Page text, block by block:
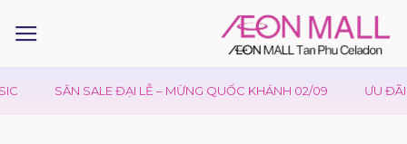
SĂN SALE ĐẠI LỄ – MỪNG QUỐC KHÁNH 02/09 ƯU ĐÃI